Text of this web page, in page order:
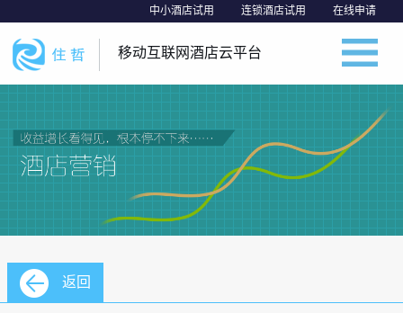
在线申请
连锁酒店试用
中小酒店试用
移动互联网酒店云平台
返回